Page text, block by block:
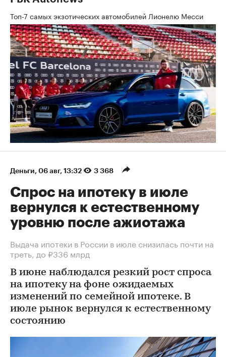
Топ-7 самых экзотических автомобилей Лионелю Месси
Деньги 06 авг, 13:32 3 368
Спрос на ипотеку в июле
вернулся к естественному
уровню после ажиотажа
Выдача ипотеки в России в июле снизилась почти на
треть, до ₽336 млрд
В июне наблюдался резкий рост спроса
на ипотеку на фоне ожидаемых
изменений по семейной ипотеке. В
июле рынок вернулся к естественному
состоянию